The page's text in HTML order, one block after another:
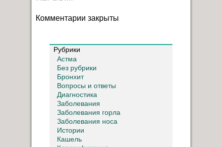
Комментарии закрыты
Рубрики
Астма
Без рубрики
Бронхит
Вопросы и ответы
Диагностика
Заболевания
Заболевания горла
Заболевания носа
Истории
Кашель